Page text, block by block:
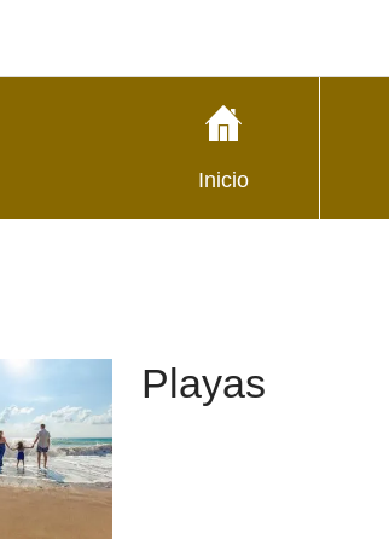
Inicio
Playas